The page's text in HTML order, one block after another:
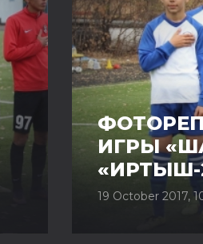
ИГРЫ
«ИРТЫШ-
19 October 2017,